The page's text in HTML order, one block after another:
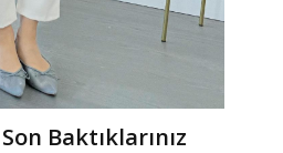
Son Baktıklarınız